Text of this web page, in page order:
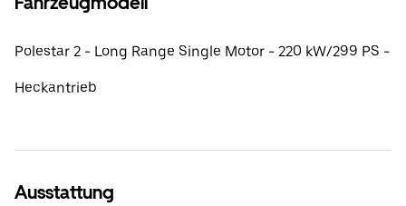
Polestar 2 - Long Range Single Motor - 220 kW/299 PS -
Heckantrieb
Ausstattung